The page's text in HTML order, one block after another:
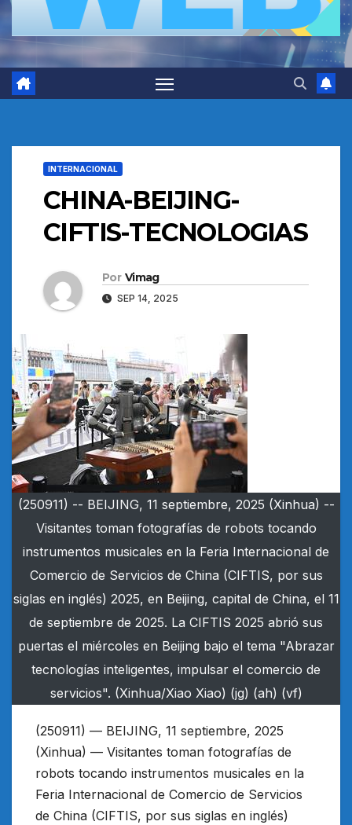
INTERNACIONAL
CHINA-BEIJING-
CIFTIS-TECNOLOGIAS
Por Vimag
SEP 14, 2025
(250911) -- BEIJING, 11 septiembre, 2025 (Xinhua) --
Visitantes toman fotografías de robots tocando
instrumentos musicales en la Feria Internacional de
Comercio de Servicios de China (CIFTIS, por sus
siglas en inglés) 2025, en Beijing, capital de China, el 11
de septiembre de 2025. La CIFTIS 2025 abrió sus
puertas el miércoles en Beijing bajo el tema "Abrazar
tecnologías inteligentes, impulsar el comercio de
servicios". (Xinhua/Xiao Xiao) (jg) (ah) (vf)
(250911) — BEIJING, 11 septiembre, 2025
(Xinhua) — Visitantes toman fotografías de
robots tocando instrumentos musicales en la
Feria Internacional de Comercio de Servicios
de China (CIFTIS, por sus siglas en inglés)